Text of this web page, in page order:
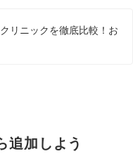
リニックを徹底比較！お
追加しよう